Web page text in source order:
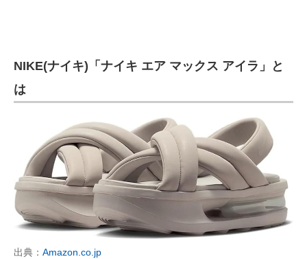
エネルギーの専門メディア
建設×テクノロジーの最前線
ちょっと気になるネットの話題
NIKE(ナイキ)「ナイキ エア マックス アイラ」と
は
出典： Amazon.co.jp